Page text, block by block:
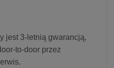
jest 3-letnią gwarancją,
to-door przez